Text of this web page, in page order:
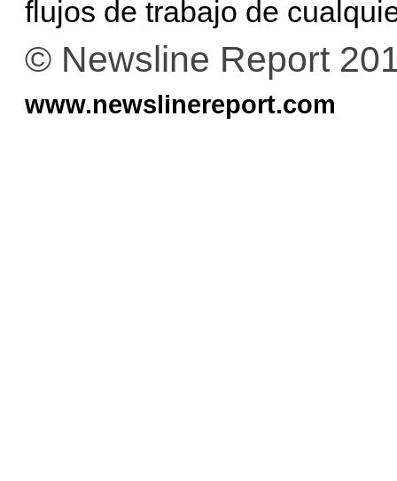
flujos de trabajo de
© Newsline Report
www.newslinereport.com